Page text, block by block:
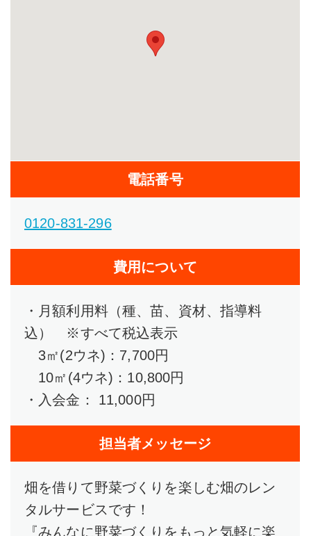
電話番号
0120-831-296
費用について
・月額利用料（種、苗、資材、指導料
込） ※すべて税込表示
3㎡(2ウネ)：7,700円
10㎡(4ウネ)：10,800円
・入会金： 11,000円
担当者メッセージ
畑を借りて野菜づくりを楽しむ畑のレン
タルサービスです！
『みんなに野菜づくりをもっと気軽に楽